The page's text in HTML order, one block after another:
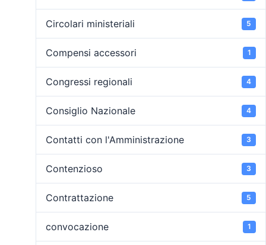
Circolari ministeriali 5
Compensi accessori 1
Congressi regionali 4
Consiglio Nazionale 4
Contatti con l'Amministrazione 3
Contenzioso 3
Contrattazione 5
convocazione 1